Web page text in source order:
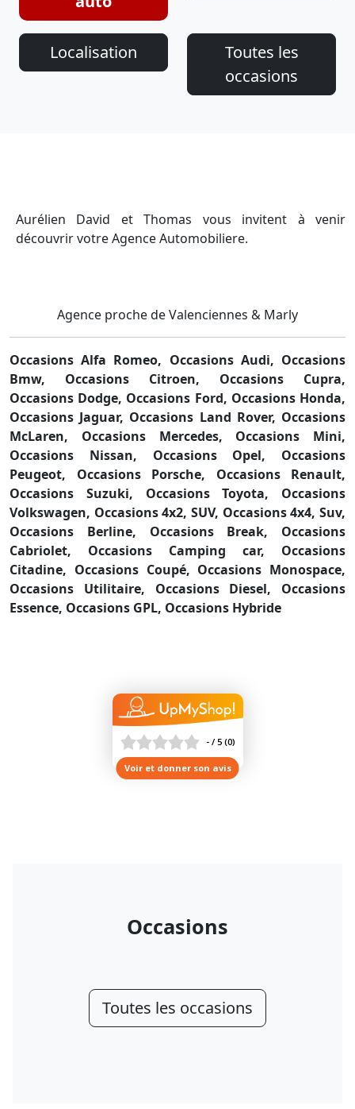
Localisation
Toutes les
occasions
Aurélien David et Thomas vous invitent à venir
découvrir votre Agence Automobiliere.
Agence proche de Valenciennes & Marly
Occasions Alfa Romeo, Occasions Audi, Occasions
Bmw, Occasions Citroen, Occasions Cupra,
Occasions Dodge, Occasions Ford, Occasions Honda,
Occasions Jaguar, Occasions Land Rover, Occasions
McLaren, Occasions Mercedes, Occasions Mini,
Occasions Nissan, Occasions Opel, Occasions
Peugeot, Occasions Porsche, Occasions Renault,
Occasions Suzuki, Occasions Toyota, Occasions
Volkswagen, Occasions 4x2, SUV, Occasions 4x4, Suv,
Occasions Berline, Occasions Break, Occasions
Cabriolet, Occasions Camping car, Occasions
Citadine, Occasions Coupé, Occasions Monospace,
Occasions Utilitaire, Occasions Diesel, Occasions
Essence, Occasions GPL, Occasions Hybride
- / 5(0)
Voir et donner son avis
Occasions
Toutes les occasions